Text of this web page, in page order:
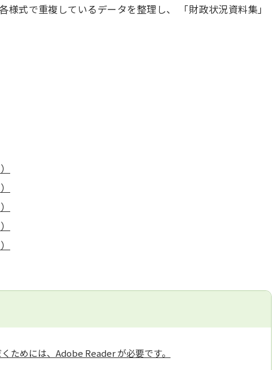
様式で重複しているデータを整理し、 「財政状況資料集」
ためには、Adobe Reader が必要です。